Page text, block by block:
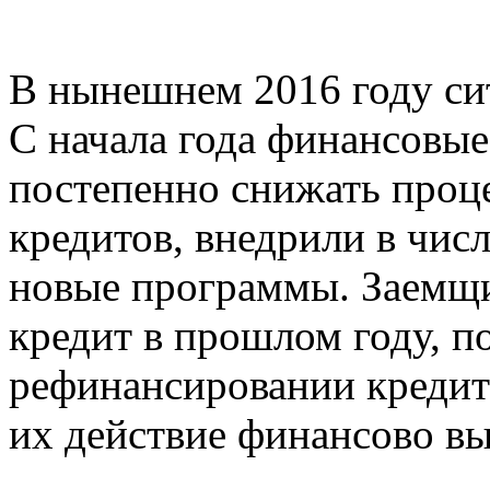
В нынешнем 2016 году
С начала года
постепенно снижать
кредитов, внедрили в
новые программы.
кредит в прошлом году,
рефинансировании
их действие финансово